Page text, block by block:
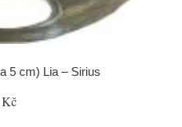
5 cm) Lia – Sirius